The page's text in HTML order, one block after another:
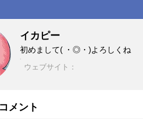
イカピー
初めまして( ・◎・)よろしくね
ウェブサイト：
メント